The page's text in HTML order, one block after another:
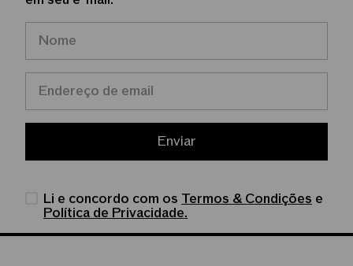
Enviar
Li e concordo com os Termos & Condições e
Política de Privacidade.